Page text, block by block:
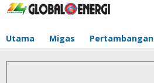
Lewati
Utama Migas Pertambangan